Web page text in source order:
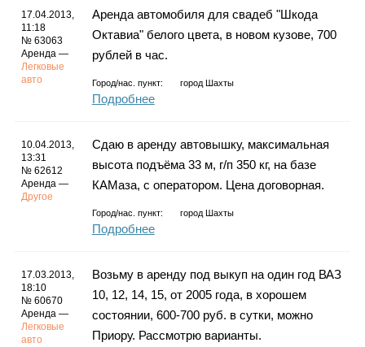
17.04.2013,
11:18
№ 63063
Аренда —
Легковые
авто
Аренда автомобиля для свадеб "Шкода
Октавиа" белого цвета, в новом кузове, 700
рублей в час.
Город/нас. пункт: город Шахты
Подробнее
10.04.2013,
13:31
№ 62612
Аренда —
Другое
Сдаю в аренду автовышку, максимальная
высота подъёма 33 м, г/п 350 кг, на базе
КАМаза, с оператором. Цена договорная.
Город/нас. пункт: город Шахты
Подробнее
17.03.2013,
18:10
№ 60670
Аренда —
Легковые
авто
Возьму в аренду под выкуп на один год ВАЗ
10, 12, 14, 15, от 2005 года, в хорошем
состоянии, 600-700 руб. в сутки, можно
Приору. Рассмотрю варианты.